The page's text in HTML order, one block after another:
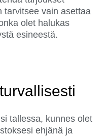
tarvitsee vain asettaa
olet halukas
esineestä.
tallessa, kunnes olet
ehjänä ja